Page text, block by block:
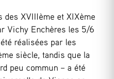
XVIIIème et XIXème
Vichy Enchères les 5/6
réalisées par les
siècle, tandis que la
peu commun – a été